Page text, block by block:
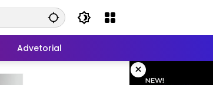
Advetorial
×